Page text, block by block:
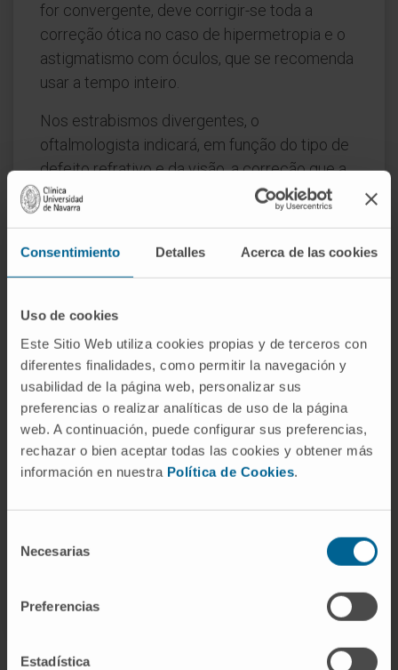
Consentimiento Detalles Acerca de las cookies
Uso de cookies
Este Sitio Web utiliza cookies propias y de terceros con
diferentes finalidades, como permitir la navegación y
usabilidad de la página web, personalizar sus
preferencias o realizar analíticas de uso de la página
web. A continuación, puede configurar sus preferencias,
rechazar o bien aceptar todas las cookies y obtener más
información en nuestra Política de Cookies.
Necesarias
Preferencias
Estadística
for convergente, deve corrigir-se toda a
correção ótica no caso de hipermetropia e o
astigmatismo com óculos, que se recomenda
usar a tempo inteiro.
Nos estrabismos divergentes, o
oftalmologista indicará, em função do tipo de
defeito refrativo e da visão, a correção que a
criança deverá usar. Recomenda-se, para
crianças, óculos com ponte baixa,
utilizar-se-ão oclusões; ou métodos de
penalização, se a ambliopia for ligeira ou
estiver recuperada, para evitar recidivas.
A penalização poderá ser: ótica, com
correções adicionais nos óculos, ou com a
que dificultem a visão do olho dominante.